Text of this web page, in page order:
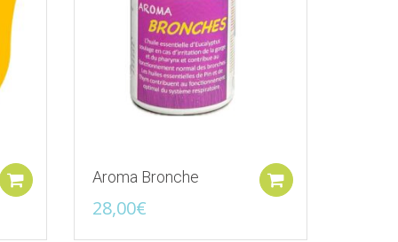
Ajouter au panier
Aroma Bronche
28,00€